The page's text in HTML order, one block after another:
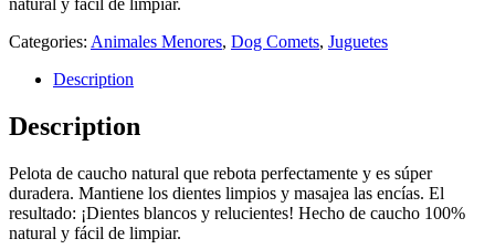
Categories: Animales Menores, Dog Comets, Juguetes
Description
Description
Pelota de caucho natural que rebota perfectamente y es súper
duradera. Mantiene los dientes limpios y masajea las encías. El
resultado: ¡Dientes blancos y relucientes! Hecho de caucho 100%
natural y fácil de limpiar.